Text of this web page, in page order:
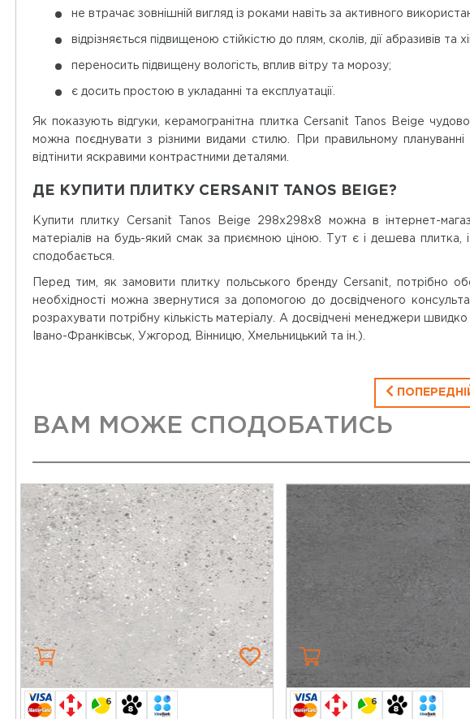
не втрачає зовнішній вигляд із роками навіть за активного
відрізняється підвищеною стійкістю до плям, сколів, дії абразивів та
переносить підвищену вологість, вплив вітру та морозу;
є досить простою в укладанні та експлуатації.
Як показують відгуки, керамогранітна плитка Cersanit Tanos Beige
можна поєднувати з різними видами стилю. При правильному
відтінити яскравими контрастними деталями.
ДЕ КУПИТИ ПЛИТКУ CERSANIT TANOS BEIGE?
Купити плитку Cersanit Tanos Beige 298x298x8 можна в інтернет-
матеріалів на будь-який смак за приємною ціною. Тут є і дешева
сподобається.
Перед тим, як замовити плитку польського бренду Cersanit, потрібно
необхідності можна звернутися за допомогою до досвідченого
розрахувати потрібну кількість матеріалу. А досвідчені менеджери
Івано-Франківськ, Ужгород, Вінницю, Хмельницький та ін.).
ВАМ МОЖЕ СПОДОБАТИСЬ
6 6